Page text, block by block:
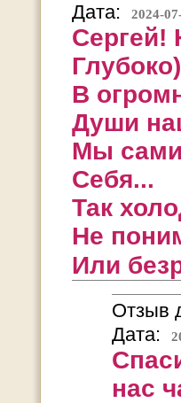
Дата:
2024-
Сергей!
В
Души
Мы
Себя...
Так
Не
Или
Отзыв
Дата:
нас